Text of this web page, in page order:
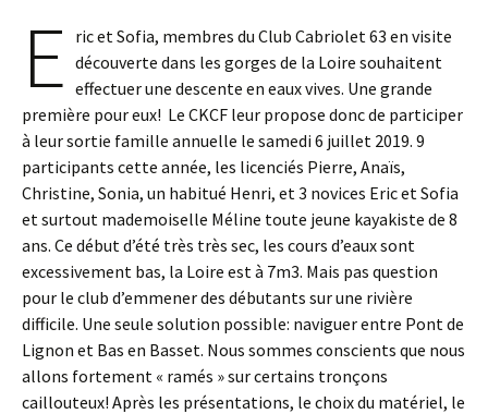
E ric et Sofia, membres du Club Cabriolet 63 en visite
découverte dans les gorges de la Loire souhaitent
effectuer une descente en eaux vives. Une grande
première pour eux! Le CKCF leur propose donc de participer
à leur sortie famille annuelle le samedi 6 juillet 2019. 9
participants cette année, les licenciés Pierre, Anaïs,
Christine, Sonia, un habitué Henri, et 3 novices Eric et Sofia
et surtout mademoiselle Méline toute jeune kayakiste de 8
ans. Ce début d’été très très sec, les cours d’eaux sont
excessivement bas, la Loire est à 7m3. Mais pas question
pour le club d’emmener des débutants sur une rivière
difficile. Une seule solution possible: naviguer entre Pont de
Lignon et Bas en Basset. Nous sommes conscients que nous
allons fortement « ramés » sur certains tronçons
caillouteux! Après les présentations, le choix du matériel, le